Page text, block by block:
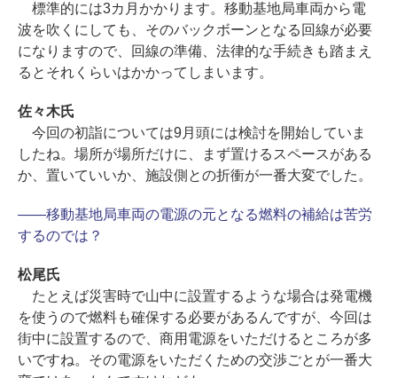
標準的には3カ月かかります。移動基地局車両から電
波を吹くにしても、そのバックボーンとなる回線が必要
になりますので、回線の準備、法律的な手続きも踏まえ
るとそれくらいはかかってしまいます。
佐々木氏
今回の初詣については9月頭には検討を開始していま
したね。場所が場所だけに、まず置けるスペースがある
か、置いていいか、施設側との折衝が一番大変でした。
――移動基地局車両の電源の元となる燃料の補給は苦労
するのでは？
松尾氏
たとえば災害時で山中に設置するような場合は発電機
を使うので燃料も確保する必要があるんですが、今回は
街中に設置するので、商用電源をいただけるところが多
いですね。その電源をいただくための交渉ごとが一番大